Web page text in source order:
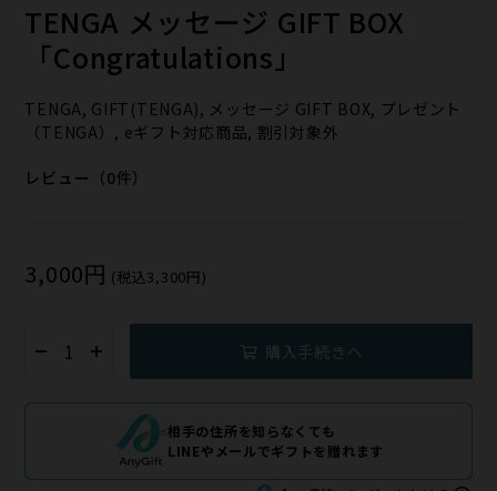
TENGA メッセージ GIFT BOX
「Congratulations」
TENGA, GIFT(TENGA), メッセージ GIFT BOX, プレゼント
（TENGA）, eギフト対応商品, 割引対象外
レビュー（0件）
3,000円 (税込3,300円)
購入手続きへ
相手の住所を知らなくても
LINEやメールでギフトを贈れます